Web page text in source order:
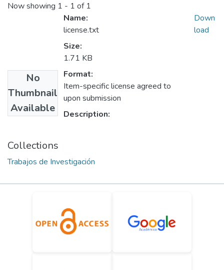
Now showing 1 - 1 of 1
No
Thumbnail
Available
Name:
license.txt
Size:
1.71 KB
Format:
Item-specific license agreed to
upon submission
Description:
Down
load
Collections
Trabajos de Investigación